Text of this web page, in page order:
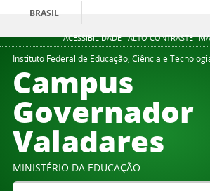
ACESSIBILIDADE ALTO CONTRASTE
BRASIL
Instituto Federal de Educação, Ciência e
Campus
Governador
Valadares
MINISTÉRIO DA EDUCAÇÃO
Buscar no portal